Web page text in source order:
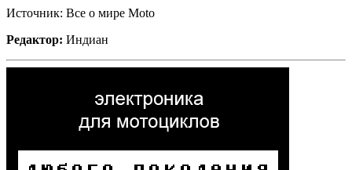
Источник: Все о мире Moto
Редактор: Индиан